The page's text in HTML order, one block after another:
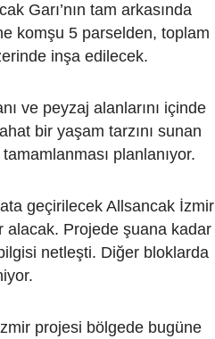
Garı’nın tam arkasında
komşu 5 parselden, toplam
inşa edilecek.
ve peyzaj alanlarını içinde
bir yaşam tarzını sunan
planlanıyor.
geçirilecek Allsancak İzmir
alacak. Projede şuana kadar
netleşti. Diğer bloklarda
projesi bölgede bugüne